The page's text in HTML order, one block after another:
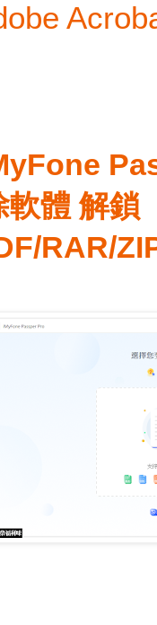
體 解鎖
RAR/